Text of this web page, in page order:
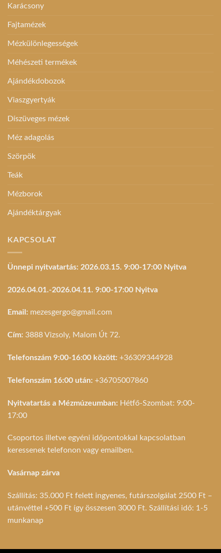
Karácsony
Fajtamézek
Mézkülönlegességek
Méhészeti termékek
Ajándékdobozok
Viaszgyertyák
Díszüveges mézek
Méz adagolás
Szörpök
Teák
Mézborok
Ajándéktárgyak
KAPCSOLAT
Ünnepi nyitvatartás: 2026.03.15. 9:00-17:00 Nyitva
2026.04.01.-2026.04.11. 9:00-17:00 Nyitva
Email: mezesgergo@gmail.com
Cím: 3888 Vizsoly, Malom Út 72.
Telefonszám 9:00-16:00 között: +36309344928
Telefonszám 16:00 után: +36705007860
Nyitvatartás a Mézmúzeumban: Hétfő-Szombat: 9:00-
17:00
Csoportos illetve egyéni időpontokkal kapcsolatban
keressenek telefonon vagy emailben.
Vasárnap zárva
Szállítás: 35.000 Ft felett ingyenes, futárszolgálat 2500 Ft –
utánvéttel +500 Ft így összesen 3000 Ft. Szállítási idő: 1-5
munkanap